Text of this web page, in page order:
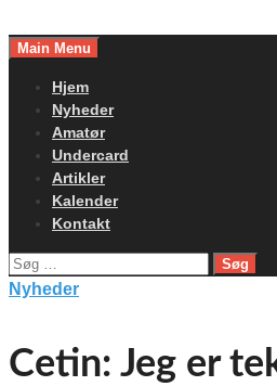
toMain Menu
Hjem
Nyheder
Amatør
Undercard
Artikler
Kalender
Kontakt
Søg
efter:
Nyheder
Cetin: Jeg er